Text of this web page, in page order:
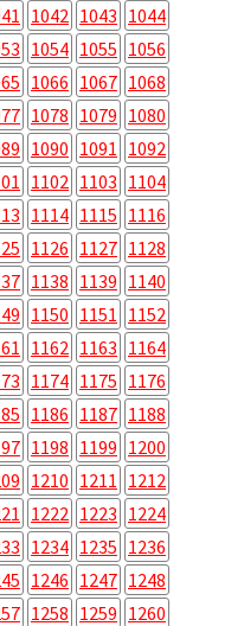
1042 1043 1044
1054 1055 1056
1066 1067 1068
1078 1079 1080
1090 1091 1092
1102 1103 1104
1114 1115 1116
1126 1127 1128
1138 1139 1140
1150 1151 1152
1162 1163 1164
1174 1175 1176
1186 1187 1188
1198 1199 1200
1210 1211 1212
1222 1223 1224
1234 1235 1236
1246 1247 1248
1258 1259 1260